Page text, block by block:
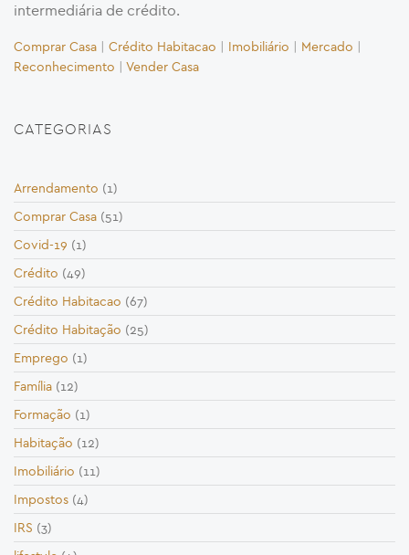
intermediária de crédito.
Comprar Casa | Crédito Habitacao | Imobiliário | Mercado |
Reconhecimento | Vender Casa
CATEGORIAS
Arrendamento (1)
Comprar Casa (51)
Covid-19 (1)
Crédito (49)
Crédito Habitacao (67)
Crédito Habitação (25)
Emprego (1)
Família (12)
Formação (1)
Habitação (12)
Imobiliário (11)
Impostos (4)
IRS (3)